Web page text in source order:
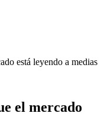
está leyendo a medias
el mercado